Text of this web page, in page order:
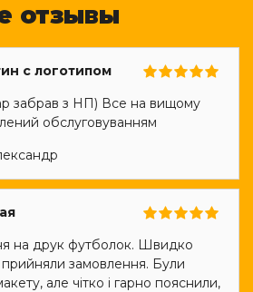
отзывы
с логотипом
забрав з НП) Все на вищому
обслуговуванням
на друк футболок. Швидко
прийняли замовлення. Були
але чітко і гарно пояснили,